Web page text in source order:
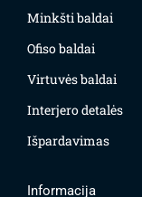
Minkšti baldai
Ofiso baldai
Virtuvės baldai
Interjero detalės
Išpardavimas
Informacija